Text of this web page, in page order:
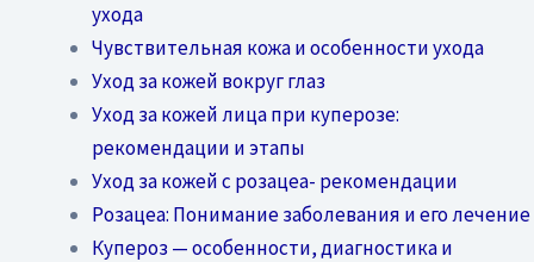
ухода
Чувствительная кожа и особенности ухода
Уход за кожей вокруг глаз
Уход за кожей лица при куперозе:
рекомендации и этапы
Уход за кожей с розацеа- рекомендации
Розацеа: Понимание заболевания и его лечение
Купероз — особенности, диагностика и